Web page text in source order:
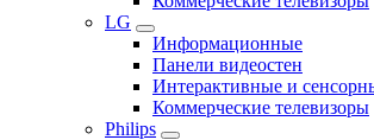
LG
Информационные
Панели видеостен
Интерактивные и
Коммерческие телевизоры
Philips